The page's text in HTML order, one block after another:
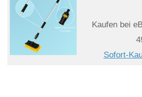
Kaufen bei
Sofort-